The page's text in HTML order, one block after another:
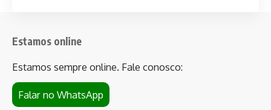
Estamos online
Estamos sempre online. Fale conosco:
Falar no WhatsApp